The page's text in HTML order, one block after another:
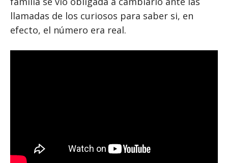
llamadas de los curiosos para saber si, en
efecto, el número era real.